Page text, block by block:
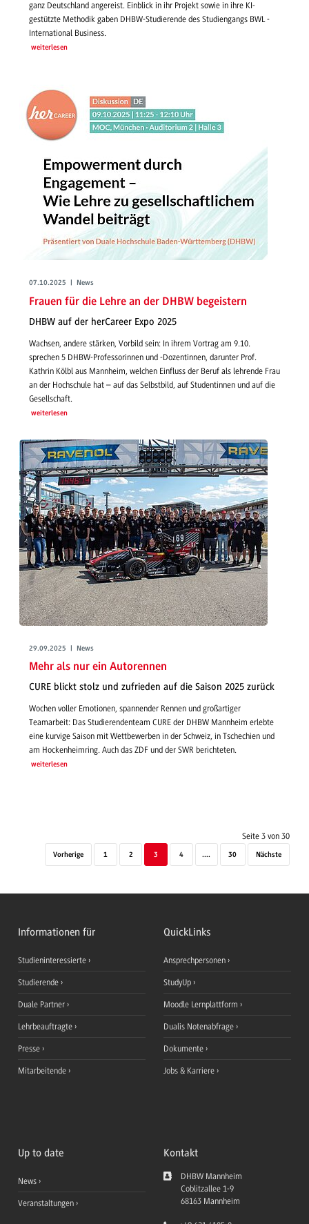
ganz Deutschland angereist. Einblick in ihr Projekt sowie in ihre KI-
gestützte Methodik gaben DHBW-Studierende des Studiengangs BWL -
International Business.
weiterlesen
07.10.2025 | News
Frauen für die Lehre an der DHBW begeistern
DHBW auf der herCareer Expo 2025
Wachsen, andere stärken, Vorbild sein: In ihrem Vortrag am 9.10.
sprechen 5 DHBW-Professorinnen und -Dozentinnen, darunter Prof.
Kathrin Kölbl aus Mannheim, welchen Einfluss der Beruf als lehrende Frau
an der Hochschule hat – auf das Selbstbild, auf Studentinnen und auf die
Gesellschaft.
weiterlesen
29.09.2025 | News
Mehr als nur ein Autorennen
CURE blickt stolz und zufrieden auf die Saison 2025 zurück
Wochen voller Emotionen, spannender Rennen und großartiger
Teamarbeit: Das Studierendenteam CURE der DHBW Mannheim erlebte
eine kurvige Saison mit Wettbewerben in der Schweiz, in Tschechien und
am Hockenheimring. Auch das ZDF und der SWR berichteten.
weiterlesen
Seite 3 von 30
Vorherige 1 2 3 4 .... 30 Nächste
Informationen für
Studieninteressierte
Studierende
Duale Partner
Lehrbeauftragte
Presse
Mitarbeitende
QuickLinks
Ansprechpersonen
StudyUp
Moodle Lernplattform
Dualis Notenabfrage
Dokumente
Jobs & Karriere
Up to date
News
Veranstaltungen
Kontakt
DHBW Mannheim
Coblitzallee 1-9
68163 Mannheim